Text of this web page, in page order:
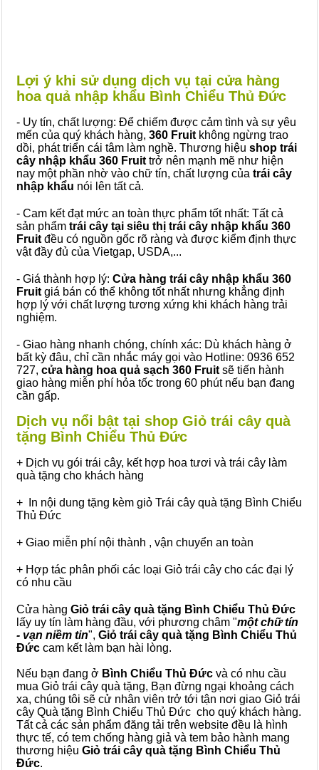
Lợi ý khi sử dụng dịch vụ tại cửa hàng
hoa quả nhập khẩu Bình Chiểu Thủ Đức
- Uy tín, chất lượng: Để chiếm được cảm tình và sự yêu
mến của quý khách hàng, 360 Fruit không ngừng trao
dồi, phát triển cái tâm làm nghề. Thương hiệu shop trái
cây nhập khẩu 360 Fruit trở nên mạnh mẽ như hiện
nay một phần nhờ vào chữ tín, chất lượng của trái cây
nhập khẩu nói lên tất cả.
- Cam kết đạt mức an toàn thực phẩm tốt nhất: Tất cả
sản phẩm trái cây tại siêu thị trái cây nhập khẩu 360
Fruit đều có nguồn gốc rõ ràng và được kiểm định thực
vật đầy đủ của Vietgap, USDA,...
- Giá thành hợp lý: Cửa hàng trái cây nhập khẩu 360
Fruit giá bán có thể không tốt nhất nhưng khẳng định
hợp lý với chất lượng tương xứng khi khách hàng trải
nghiệm.
- Giao hàng nhanh chóng, chính xác: Dù khách hàng ở
bất kỳ đâu, chỉ cần nhắc máy gọi vào Hotline: 0936 652
727, cửa hàng hoa quả sạch 360 Fruit sẽ tiến hành
giao hàng miễn phí hỏa tốc trong 60 phút nếu bạn đang
cần gấp.
Dịch vụ nổi bật tại shop Giỏ trái cây quà
tặng Bình Chiểu Thủ Đức
+ Dịch vụ gói trái cây, kết hợp hoa tươi và trái cây làm
quà tặng cho khách hàng
+ In nội dung tặng kèm giỏ Trái cây quà tặng Bình Chiểu
Thủ Đức
+ Giao miễn phí nội thành , vận chuyển an toàn
+ Hợp tác phân phối các loại Giỏ trái cây cho các đại lý
có nhu cầu
Cửa hàng Giỏ trái cây quà tặng Bình Chiểu Thủ Đức
lấy uy tín làm hàng đầu, với phương châm "một chữ tín
- vạn niềm tin", Giỏ trái cây quà tặng Bình Chiểu Thủ
Đức cam kết làm bạn hài lòng.
Nếu bạn đang ở Bình Chiểu Thủ Đức và có nhu cầu
mua Giỏ trái cây quà tặng, Bạn đừng ngại khoảng cách
xa, chúng tôi sẽ cử nhân viên trở tới tận nơi giao Giỏ trái
cây Quà tặng Bình Chiểu Thủ Đức cho quý khách hàng.
Tất cả các sản phẩm đăng tải trên website đều là hình
thực tế, có tem chống hàng giả và tem bảo hành mang
thương hiệu Giỏ trái cây quà tặng Bình Chiểu Thủ
Đức.